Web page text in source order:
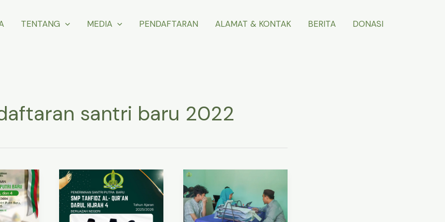
TENTANG MEDIA PENDAFTARAN ALAMAT & KONTAK BERITA DONASI
santri baru 2022
Pendaftaran
Santri
Baru
–
Santri
Baru
2025